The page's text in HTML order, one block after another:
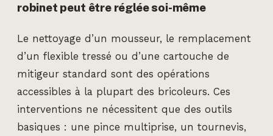
robinet peut être réglée soi-même
Le nettoyage d’un mousseur, le remplacement
d’un flexible tressé ou d’une cartouche de
mitigeur standard sont des opérations
accessibles à la plupart des bricoleurs. Ces
interventions ne nécessitent que des outils
basiques : une pince multiprise, un tournevis,